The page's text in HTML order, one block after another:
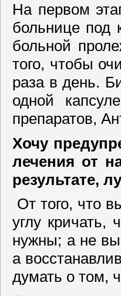
На первом
больнице под
больной
того, чтобы
раза в день.
одной
препаратов,
Хочу
лечения от
результате,
От того, что
углу
нужны; а не
а
думать о том,